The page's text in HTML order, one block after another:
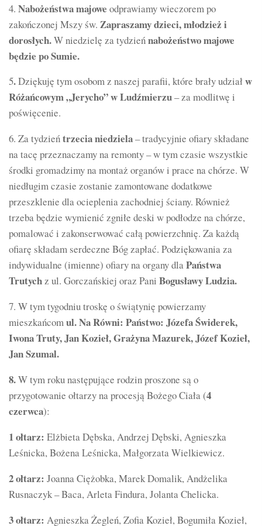
4. Nabożeństwa majowe odprawiamy wieczorem po
zakończonej Mszy św. Zapraszamy dzieci, młodzież i
dorosłych.W niedzielę za tydzieńnabożeństwo majowe
będzie po Sumie.
5.Dziękuję tym osobom z naszej parafii, które brały udziałw
Różańcowym „Jerycho” w Ludźmierzu– za modlitwę i
poświęcenie.
6. Za tydzieńtrzecia niedziela– tradycyjnie ofiary składane
na tacę przeznaczamy na remonty – w tym czasie wszystkie
środki gromadzimy na montaż organów i prace na chórze. W
niedługim czasie zostanie zamontowane dodatkowe
przeszklenie dla ocieplenia zachodniej ściany. Również
trzeba będzie wymienić zgniłe deski w podłodze na chórze,
pomalować i zakonserwować całą powierzchnię. Za każdą
ofiarę składam serdeczne Bóg zapłać. Podziękowania za
indywidualne (imienne) ofiary na organy dlaPaństwa
Trutychz ul. Gorczańskiej oraz Pani Bogusławy Ludzia.
7. W tym tygodniu troskę o świątynię powierzamy
mieszkańcomul. Na Równi: Państwo: Józefa Świderek,
Iwona Truty, Jan Kozieł, Grażyna Mazurek, Józef Kozieł,
Jan Szumal.
8.W tym roku następujące rodzin proszone są o
przygotowanie ołtarzy na procesją Bożego Ciała (4
czerwca):
1 ołtarz: Elżbieta Dębska, Andrzej Dębski, Agnieszka
Leśnicka, Bożena Leśnicka, Małgorzata Wielkiewicz.
2 ołtarz: Joanna Ciężobka, Marek Domalik, Andżelika
Rusnaczyk – Baca, Arleta Findura, Jolanta Chelicka.
3 ołtarz: Agnieszka Żegleń, Zofia Kozieł, Bogumiła Kozieł,